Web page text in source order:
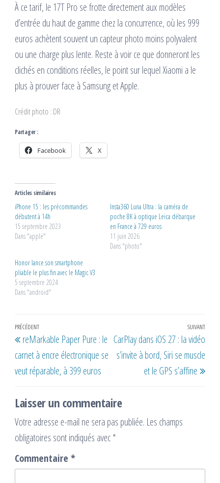
À ce tarif, le 17T Pro se frotte directement aux modèles
d’entrée du haut de gamme chez la concurrence, où les 999
euros achètent souvent un capteur photo moins polyvalent
ou une charge plus lente. Reste à voir ce que donneront les
clichés en conditions réelles, le point sur lequel Xiaomi a le
plus à prouver face à Samsung et Apple.
Crédit photo : DR
Partager :
Facebook X
Articles similaires
iPhone 15 : les précommandes
débutent à 14h
15 septembre 2023
Dans "apple"
Insta360 Luna Ultra : la caméra de
poche 8K à optique Leica débarque
en France à 729 euros
11 juin 2026
Dans "photo"
Honor lance son smartphone
pliable le plus fin avec le Magic V3
5 septembre 2024
Dans "android"
Navigation
de
l’article
Article
précédent
PRÉCÉDENT
reMarkable Paper Pure : le
carnet à encre électronique se
veut réparable, à 399 euros
SUIVANT
CarPlay dans iOS 27 : la vidéo
s’invite à bord, Siri se muscle
et le GPS s’affine
Laisser un commentaire
Votre adresse e-mail ne sera pas publiée. Les champs
obligatoires sont indiqués avec*
Commentaire *